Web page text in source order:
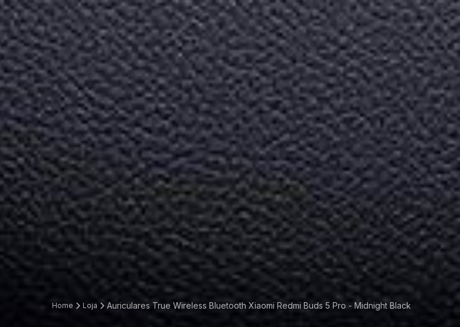
Home Loja Auriculares True Wireless Bluetooth Xiaomi Redmi Buds 5 Pro - Midnight Black